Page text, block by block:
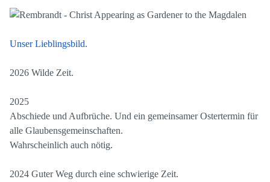
Unser Lieblingsbild.
2026 Wilde Zeit.
2025
Abschiede und Aufbrüche. Und ein gemeinsamer Ostertermin für
alle Glaubensgemeinschaften.
Wahrscheinlich auch nötig.
2024 Guter Weg durch eine schwierige Zeit.